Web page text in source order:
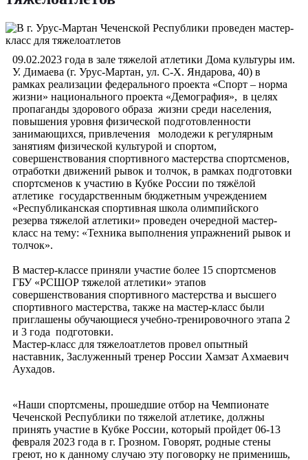
09.02.2023 года в зале тяжелой атлетики Дома культуры им.
У. Димаева (г. Урус-Мартан, ул. С-Х. Яндарова, 40) в
рамках реализации федерального проекта «Спорт – норма
жизни» национального проекта «Демография», в целях
пропаганды здорового образа жизни среди населения,
повышения уровня физической подготовленности
занимающихся, привлечения молодежи к регулярным
занятиям физической культурой и спортом,
совершенствования спортивного мастерства спортсменов,
отработки движений рывок и толчок, в рамках подготовки
спортсменов к участию в Кубке России по тяжёлой
атлетике государственным бюджетным учреждением
«Республиканская спортивная школа олимпийского
резерва тяжелой атлетики» проведен очередной мастер-
класс на тему: «Техника выполнения упражнений рывок и
толчок».
В мастер-классе приняли участие более 15 спортсменов
ГБУ «РСШОР тяжелой атлетики» этапов
совершенствования спортивного мастерства и высшего
спортивного мастерства, также на мастер-класс были
приглашены обучающиеся учебно-тренировочного этапа 2
и 3 года подготовки.
Мастер-класс для тяжелоатлетов провел опытный
наставник, Заслуженный тренер России Хамзат Ахмаевич
Аухадов.
«Наши спортсмены, прошедшие отбор на Чемпионате
Чеченской Республики по тяжелой атлетике, должны
принять участие в Кубке России, который пройдет 06-13
февраля 2023 года в г. Грозном. Говорят, родные стены
греют, но к данному случаю эту поговорку не применишь,